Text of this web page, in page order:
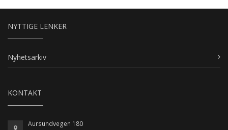
NYTTIGE LENKER
Nyhetsarkiv
KONTAKT
Aursundvegen 180